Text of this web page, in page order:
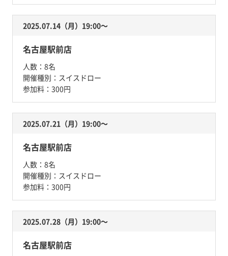
2025.07.14（月）19:00〜
名古屋駅前店
人数： 8名
開催種別： スイスドロー
参加料： 300円
2025.07.21（月）19:00〜
名古屋駅前店
人数： 8名
開催種別： スイスドロー
参加料： 300円
2025.07.28（月）19:00〜
名古屋駅前店